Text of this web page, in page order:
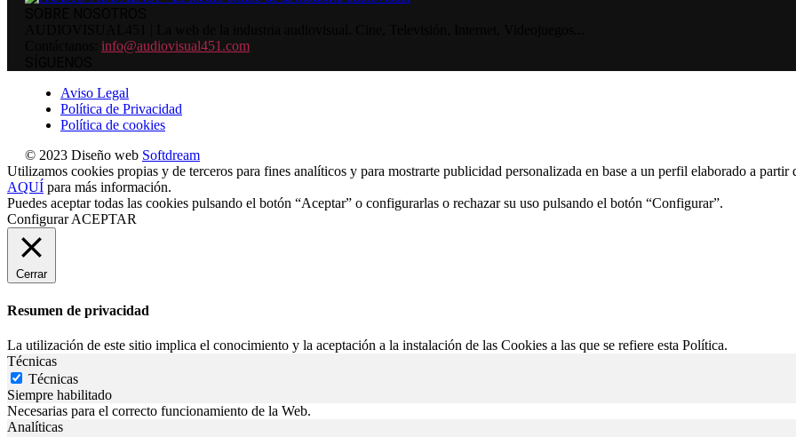
info@audiovisual451.com
Aviso Legal
Política de Privacidad
Política de cookies
© 2023 Diseño web Softdream
Utilizamos cookies propias y de terceros para fines analíticos y para mostrarte publicidad personalizada en base a un perfil elaborado a
AQUÍ para más información.
Puedes aceptar todas las cookies pulsando el botón “Aceptar” o configurarlas o rechazar su uso pulsando el botón “Configurar”.
Configurar ACEPTAR
Cerrar
Resumen de privacidad
La utilización de este sitio implica el conocimiento y la aceptación a la instalación de las Cookies a las que se refiere esta Política.
Técnicas
Técnicas
Siempre habilitado
Necesarias para el correcto funcionamiento de la Web.
Analíticas